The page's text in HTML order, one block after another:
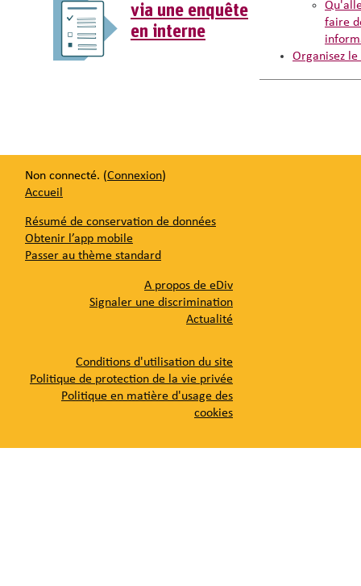
via une enquête
en interne
faire
Organisez
Non connecté. (Connexion)
Accueil
Résumé de conservation de données
Obtenir l’app mobile
Passer au thème standard
A propos de eDiv
Signaler une discrimination
Actualité
Conditions d'utilisation du site
Politique de protection de la vie privée
Politique en matière d'usage des
cookies